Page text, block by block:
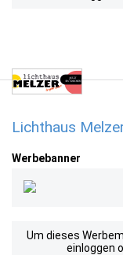
Lichthaus
Werbebanner
Um dieses
einloggen